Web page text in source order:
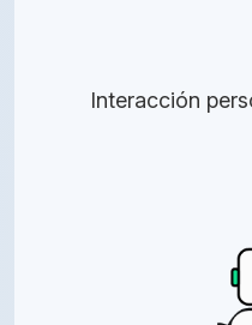
Interacción